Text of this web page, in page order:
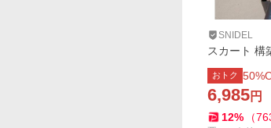
SNIDEL
スカート 構
おトク 50
6,985円
12% （